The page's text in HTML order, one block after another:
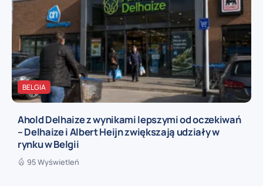
BELGIA
Ahold Delhaize z wynikami lepszymi od oczekiwań
– Delhaize i Albert Heijn zwiększają udziały w
rynku w Belgii
95 Wyświetleń